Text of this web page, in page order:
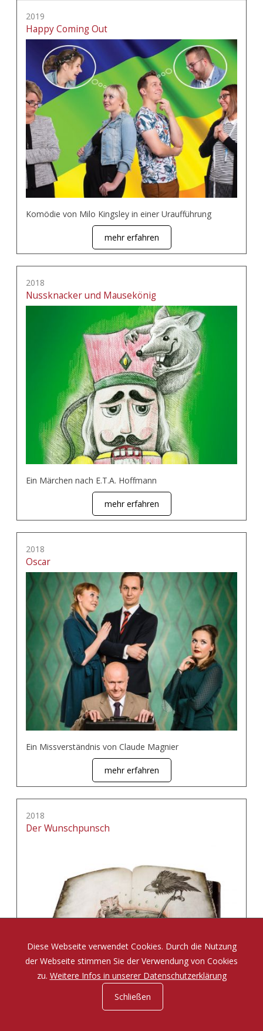
2019
Happy Coming Out
Komödie von Milo Kingsley in einer Uraufführung
mehr erfahren
2018
Nussknacker und Mausekönig
Ein Märchen nach E.T.A. Hoffmann
mehr erfahren
2018
Oscar
Ein Missverständnis von Claude Magnier
mehr erfahren
2018
Der Wunschpunsch
Eine Zauberposse von Michael Ende
Diese Webseite verwendet Cookies. Durch die Nutzung
der Webseite stimmen Sie der Verwendung von Cookies
zu. Weitere Infos in unserer Datenschutzerklärung
Schließen